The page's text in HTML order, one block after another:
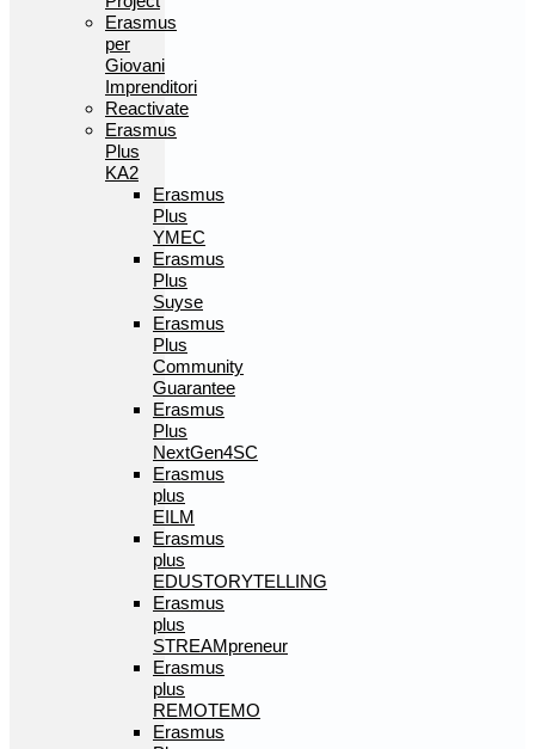
Erasmus
per
Giovani
Imprenditori
Reactivate
Erasmus
Plus
KA2
Erasmus
Plus
YMEC
Erasmus
Plus
Suyse
Erasmus
Plus
Community
Guarantee
Erasmus
Plus
NextGen4SC
Erasmus
plus
EILM
Erasmus
plus
EDUSTORYTELLING
Erasmus
plus
STREAMpreneur
Erasmus
plus
REMOTEMO
Erasmus